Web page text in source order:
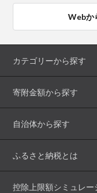
Webか
カテゴリーから探す
寄附金額から探す
自治体から探す
ふるさと納税とは
控除上限額シミュレー